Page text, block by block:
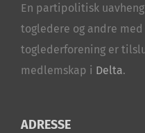
En partipolitisk
togledere og andre
toglederforening er
medlemskap i Delta.
ADRESSE